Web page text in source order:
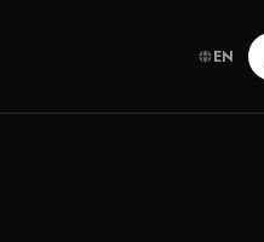
EN